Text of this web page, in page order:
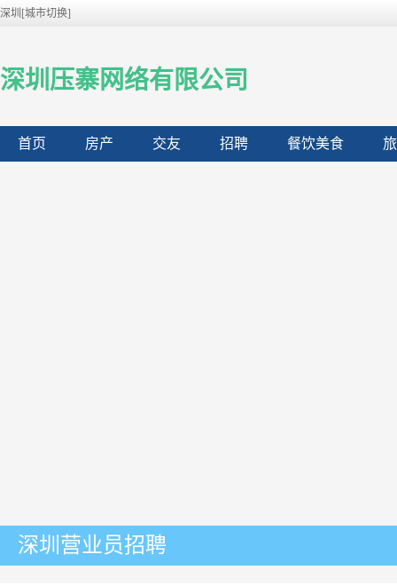
深圳[城市切换]
深圳压寨网络有限公司
首页 房产 交友 招聘 餐饮美食
深圳营业员招聘